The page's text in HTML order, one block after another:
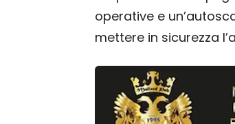
operative e
mettere in sicurezza